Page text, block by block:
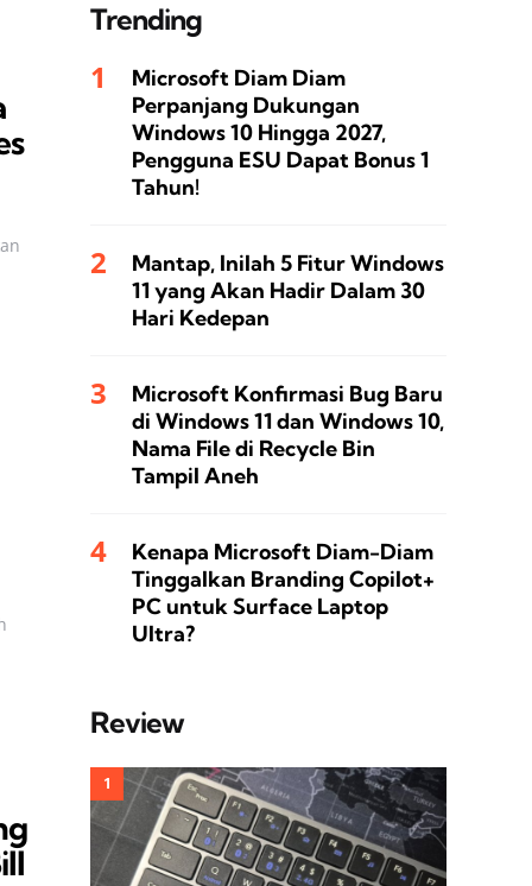
Trending
Microsoft Diam Diam
Perpanjang Dukungan
Windows 10 Hingga 2027,
Pengguna ESU Dapat Bonus 1
Tahun!
Mantap, Inilah 5 Fitur Windows
11 yang Akan Hadir Dalam 30
Hari Kedepan
Microsoft Konfirmasi Bug Baru
di Windows 11 dan Windows 10,
Nama File di Recycle Bin
Tampil Aneh
Kenapa Microsoft Diam-Diam
Tinggalkan Branding Copilot+
PC untuk Surface Laptop
Ultra?
Review